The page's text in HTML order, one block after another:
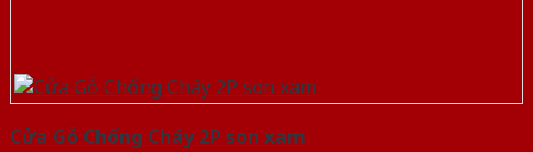
Cửa Gỗ Chống Cháy 2P son xam